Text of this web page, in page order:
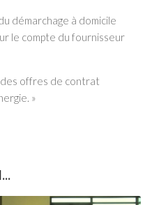
démarchage à domicile
le compte du fournisseur
des offres de contrat
»